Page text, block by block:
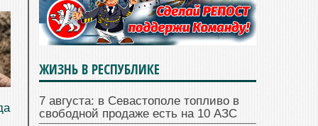
ЖИЗНЬ В РЕСПУБЛИКЕ
7 августа: в Севастополе топливо в
свободной продаже есть на 10 АЗС